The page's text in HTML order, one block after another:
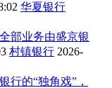
华夏银行
部业务由盛京银
村镇银行 2026-
行的“独角戏”，